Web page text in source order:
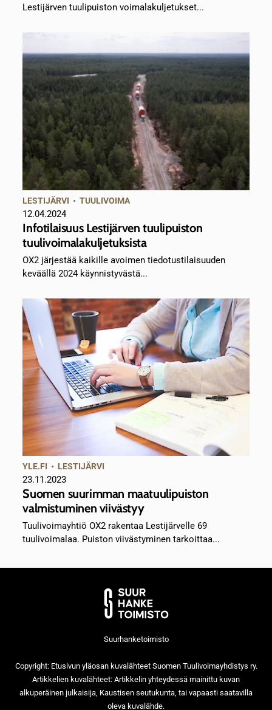
Lestijärven tuulipuiston voimalakuljetukset...
LESTIJÄRVI •TUULIVOIMA
12.04.2024
Infotilaisuus Lestijärven tuulipuiston
tuulivoimalakuljetuksista
OX2 järjestää kaikille avoimen tiedotustilaisuuden
keväällä 2024 käynnistyvästä...
YLE.FI • LESTIJÄRVI
23.11.2023
Suomen suurimman maatuulipuiston
valmistuminen viivästyy
Tuulivoimayhtiö OX2 rakentaa Lestijärvelle 69
tuulivoimalaa. Puiston viivästyminen tarkoittaa...
Suurhanketoimisto
Copyright: Etusivun yläosan kuvalähteet Suomen Tuulivoimayhdistys ry.
Artikkelien kuvalähteet: Artikkelin yhteydessä mainittu kuvan
alkuperäinen julkaisija, Kaustisen seutukunta, tai vapaasti saatavilla
oleva kuvalähde.